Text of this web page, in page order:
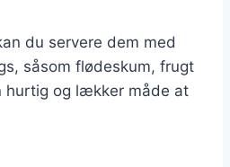
du servere dem med
såsom flødeskum, frugt
hurtig og lækker måde at